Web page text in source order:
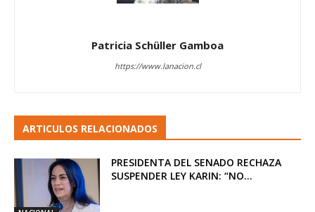
Patricia Schüller Gamboa
https://www.lanacion.cl
ARTICULOS RELACIONADOS
PRESIDENTA DEL SENADO RECHAZA
SUSPENDER LEY KARIN: “NO...